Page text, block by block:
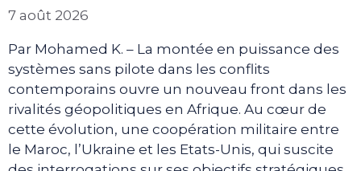
7 août 2026
Par Mohamed K. – La montée en puissance des
systèmes sans pilote dans les conflits
contemporains ouvre un nouveau front dans les
rivalités géopolitiques en Afrique. Au cœur de
cette évolution, une coopération militaire entre
le Maroc, l’Ukraine et les Etats-Unis, qui suscite